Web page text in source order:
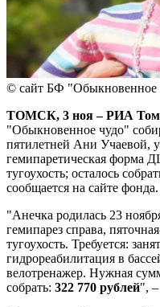
© сайт БФ "Обыкновенное
ТОМСК, 3 ноя – РИА
"Обыкновенное чудо"
пятилетней Ани Учаевой,
гемипаретическая форма
тугоухость; осталось
сообщается на сайте фонда.
"Анечка родилась 23
гемипарез справа,
тугоухость. Требуется:
гидрореабилитация в
велотренажер. Нужная
собрать: 322 770 рублей",